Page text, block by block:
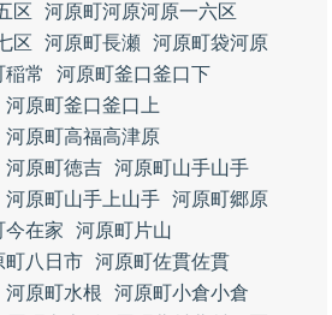
区
河原町河原河原一六区
区
河原町長瀬 河原町袋河原
稲常
河原町釜口釜口下
河原町釜口釜口上
河原町高福高津原
河原町徳吉 河原町山手山手
河原町山手上山手 河原町郷原
今在家
河原町片山
町八日市 河原町佐貫佐貫
河原町水根
河原町小倉小倉